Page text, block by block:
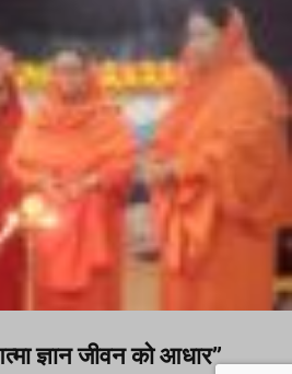
ज्ञान जीवन को आधार”